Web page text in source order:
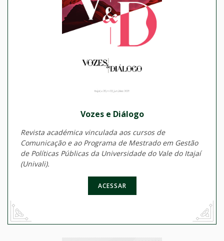
Vozes e Diálogo
Revista académica vinculada aos cursos de
Comunicação e ao Programa de Mestrado em Gestão
de Políticas Públicas da Universidade do Vale do Itajaí
(Univali).
ACESSAR